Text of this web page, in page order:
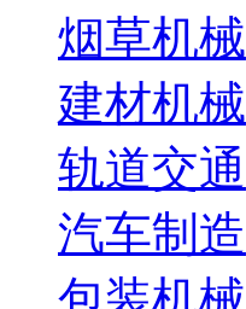
烟草机械
建材机械
轨道交通
汽车制造